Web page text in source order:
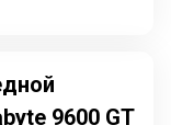
9600 GT